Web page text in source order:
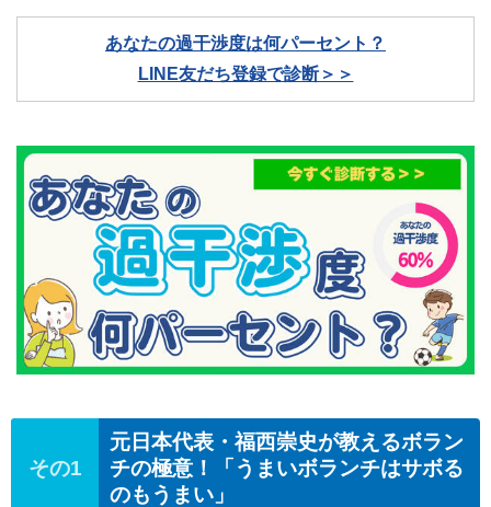
あなたの過干渉度は何パーセント？
LINE友だち登録で診断＞＞
元日本代表・福西崇史が教えるボラン
チの極意！「うまいボランチはサボる
のもうまい」